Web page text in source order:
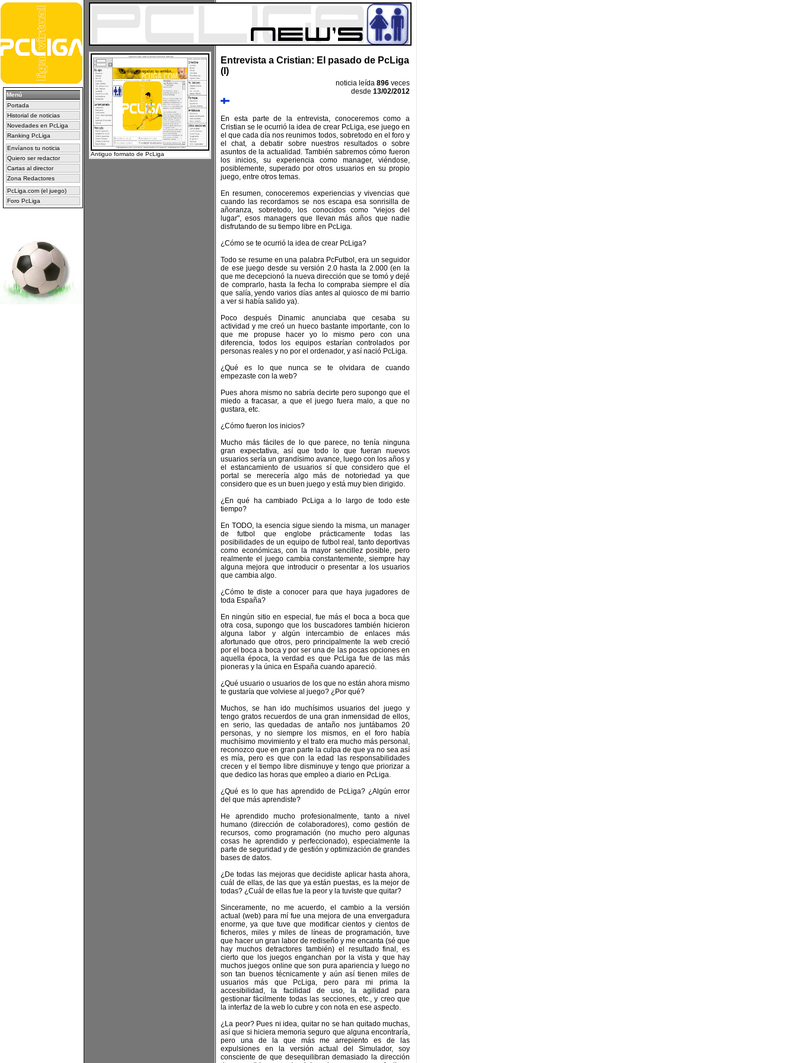
Menú
Portada
Historial de noticias
Novedades en PcLiga
Ranking PcLiga
Envíanos tu noticia
Quiero ser redactor
Cartas al director
Zona Redactores
PcLiga.com (el juego)
Foro PcLiga
Antiguo formato de PcLiga
Entrevista a Cristian: El pasado de PcLiga
(I)
noticia leída 896 veces
desde 13/02/2012
En esta parte de la entrevista, conoceremos como a
Cristian se le ocurrió la idea de crear PcLiga, ese juego en
el que cada día nos reunimos todos, sobretodo en el foro y
el chat, a debatir sobre nuestros resultados o sobre
asuntos de la actualidad. También sabremos cómo fueron
los inicios, su experiencia como manager, viéndose,
posiblemente, superado por otros usuarios en su propio
juego, entre otros temas.
En resumen, conoceremos experiencias y vivencias que
cuando las recordamos se nos escapa esa sonrisilla de
añoranza, sobretodo, los conocidos como "viejos del
lugar", esos managers que llevan más años que nadie
disfrutando de su tiempo libre en PcLiga.
¿Cómo se te ocurrió la idea de crear PcLiga?
Todo se resume en una palabra PcFutbol, era un seguidor
de ese juego desde su versión 2.0 hasta la 2.000 (en la
que me decepcionó la nueva dirección que se tomó y dejé
de comprarlo, hasta la fecha lo compraba siempre el día
que salía, yendo varios días antes al quiosco de mi barrio
a ver si había salido ya).
Poco después Dinamic anunciaba que cesaba su
actividad y me creó un hueco bastante importante, con lo
que me propuse hacer yo lo mismo pero con una
diferencia, todos los equipos estarían controlados por
personas reales y no por el ordenador, y así nació PcLiga.
¿Qué es lo que nunca se te olvidara de cuando
empezaste con la web?
Pues ahora mismo no sabría decirte pero supongo que el
miedo a fracasar, a que el juego fuera malo, a que no
gustara, etc.
¿Cómo fueron los inicios?
Mucho más fáciles de lo que parece, no tenía ninguna
gran expectativa, así que todo lo que fueran nuevos
usuarios sería un grandísimo avance, luego con los años y
el estancamiento de usuarios sí que considero que el
portal se merecería algo más de notoriedad ya que
considero que es un buen juego y está muy bien dirigido.
¿En qué ha cambiado PcLiga a lo largo de todo este
tiempo?
En TODO, la esencia sigue siendo la misma, un manager
de futbol que englobe prácticamente todas las
posibilidades de un equipo de futbol real, tanto deportivas
como económicas, con la mayor sencillez posible, pero
realmente el juego cambia constantemente, siempre hay
alguna mejora que introducir o presentar a los usuarios
que cambia algo.
¿Cómo te diste a conocer para que haya jugadores de
toda España?
En ningún sitio en especial, fue más el boca a boca que
otra cosa, supongo que los buscadores también hicieron
alguna labor y algún intercambio de enlaces más
afortunado que otros, pero principalmente la web creció
por el boca a boca y por ser una de las pocas opciones en
aquella época, la verdad es que PcLiga fue de las más
pioneras y la única en España cuando apareció.
¿Qué usuario o usuarios de los que no están ahora mismo
te gustaría que volviese al juego? ¿Por qué?
Muchos, se han ido muchísimos usuarios del juego y
tengo gratos recuerdos de una gran inmensidad de ellos,
en serio, las quedadas de antaño nos juntábamos 20
personas, y no siempre los mismos, en el foro había
muchísimo movimiento y el trato era mucho más personal,
reconozco que en gran parte la culpa de que ya no sea así
es mía, pero es que con la edad las responsabilidades
crecen y el tiempo libre disminuye y tengo que priorizar a
que dedico las horas que empleo a diario en PcLiga.
¿Qué es lo que has aprendido de PcLiga? ¿Algún error
del que más aprendiste?
He aprendido mucho profesionalmente, tanto a nivel
humano (dirección de colaboradores), como gestión de
recursos, como programación (no mucho pero algunas
cosas he aprendido y perfeccionado), especialmente la
parte de seguridad y de gestión y optimización de grandes
bases de datos.
¿De todas las mejoras que decidiste aplicar hasta ahora,
cuál de ellas, de las que ya están puestas, es la mejor de
todas? ¿Cuál de ellas fue la peor y la tuviste que quitar?
Sinceramente, no me acuerdo, el cambio a la versión
actual (web) para mí fue una mejora de una envergadura
enorme, ya que tuve que modificar cientos y cientos de
ficheros, miles y miles de líneas de programación, tuve
que hacer un gran labor de rediseño y me encanta (sé que
hay muchos detractores también) el resultado final, es
cierto que los juegos enganchan por la vista y que hay
muchos juegos online que son pura apariencia y luego no
son tan buenos técnicamente y aún así tienen miles de
usuarios más que PcLiga, pero para mi prima la
accesibilidad, la facilidad de uso, la agilidad para
gestionar fácilmente todas las secciones, etc., y creo que
la interfaz de la web lo cubre y con nota en ese aspecto.
¿La peor? Pues ni idea, quitar no se han quitado muchas,
así que si hiciera memoria seguro que alguna encontraría,
pero una de la que más me arrepiento es de las
expulsiones en la versión actual del Simulador, soy
consciente de que desequilibran demasiado la dirección